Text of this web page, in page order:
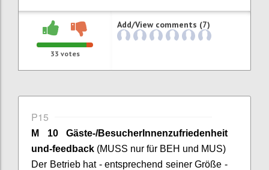
33 votes
Add/View comments (7)
P15
M 10 Gäste-/BesucherInnenzufriedenheit
und-feedback (MUSS nur für BEH und MUS)
Der Betrieb hat - entsprechend seiner Größe -